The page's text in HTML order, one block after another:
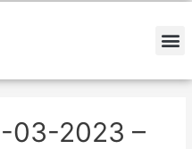
03-2023 –